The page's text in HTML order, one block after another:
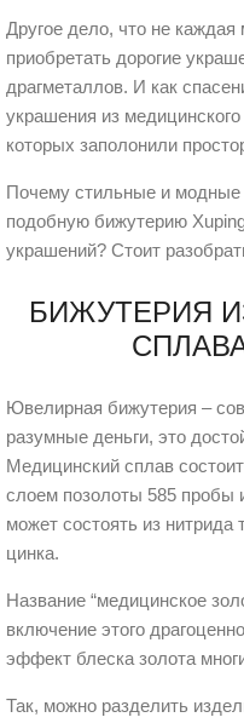
Другое дело, что не
приобретать дорогие
драгметаллов. И как
украшения из
которых заполонили
Почему стильные и
подобную бижутерию
украшений? Стоит
БИЖУТЕРИЯ
Ювелирная бижутерия –
разумные деньги, это
Медицинский сплав
слоем позолоты 585 пробы
может состоять из нитрида
цинка.
Название “медицинское
включение этого
эффект блеска золота
Так, можно разделить